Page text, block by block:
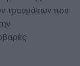
τραυμάτων που